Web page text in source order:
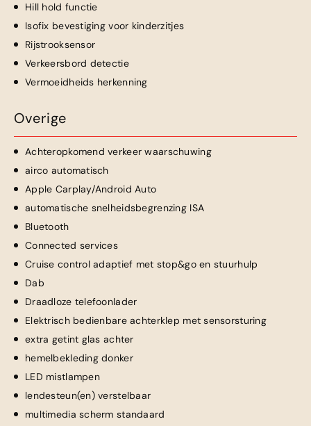
Hill hold functie
Isofix bevestiging voor kinderzitjes
Rijstrooksensor
Verkeersbord detectie
Vermoeidheids herkenning
Overige
Achteropkomend verkeer waarschuwing
airco automatisch
Apple Carplay/Android Auto
automatische snelheidsbegrenzing ISA
Bluetooth
Connected services
Cruise control adaptief met stop&go en stuurhulp
Dab
Draadloze telefoonlader
Elektrisch bedienbare achterklep met sensorsturing
extra getint glas achter
hemelbekleding donker
LED mistlampen
lendesteun(en) verstelbaar
multimedia scherm standaard